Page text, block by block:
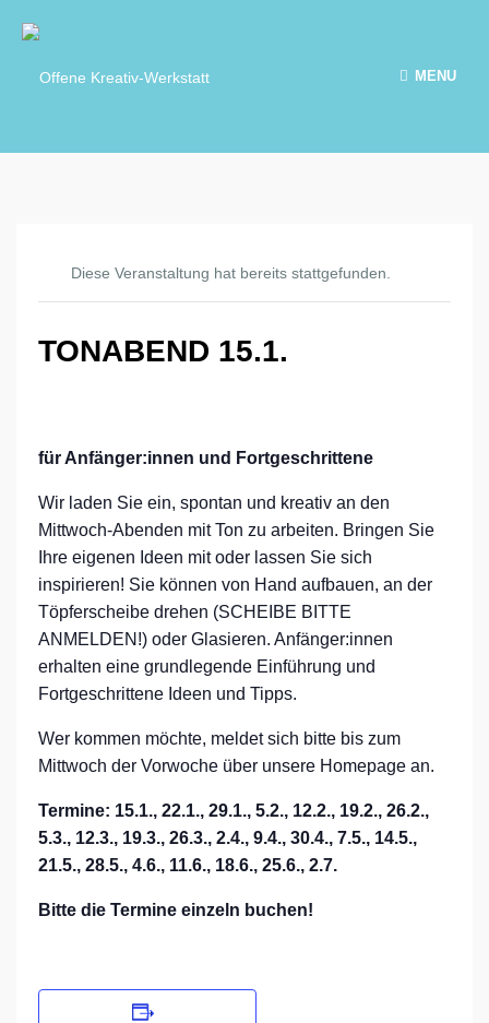
MENU
Diese Veranstaltung hat bereits stattgefunden.
TONABEND 15.1.
für Anfänger:innen und Fortgeschrittene
Wir laden Sie ein, spontan und kreativ an den
Mittwoch-Abenden mit Ton zu arbeiten. Bringen Sie
Ihre eigenen Ideen mit oder lassen Sie sich
inspirieren! Sie können von Hand aufbauen, an der
Töpferscheibe drehen (SCHEIBE BITTE
ANMELDEN!) oder Glasieren. Anfänger:innen
erhalten eine grundlegende Einführung und
Fortgeschrittene Ideen und Tipps.
Wer kommen möchte, meldet sich bitte bis zum
Mittwoch der Vorwoche über unsere Homepage an.
Termine: 15.1., 22.1., 29.1., 5.2., 12.2., 19.2., 26.2.,
5.3., 12.3., 19.3., 26.3., 2.4., 9.4., 30.4., 7.5., 14.5.,
21.5., 28.5., 4.6., 11.6., 18.6., 25.6., 2.7.
Bitte die Termine einzeln buchen!